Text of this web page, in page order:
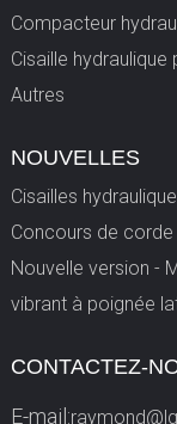
Compacteur
Cisaille hydraulique
Autres
NOUVELLES
Cisailles
Concours de
Nouvelle version -
vibrant à poignée
CONTACTEZ-
E-mail: